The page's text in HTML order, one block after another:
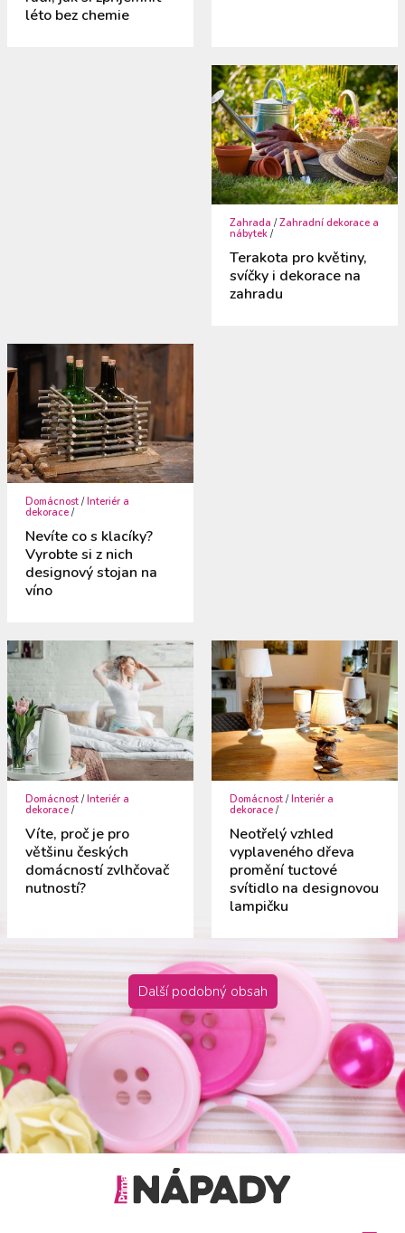
léto bez chemie
Zahrada /Zahradní dekorace a
nábytek /
Terakota pro květiny,
svíčky i dekorace na
zahradu
Domácnost /Interiér a
dekorace /
Nevíte co s klacíky?
Vyrobte si z nich
designový stojan na
víno
Domácnost /Interiér a
dekorace /
Víte, proč je pro
většinu českých
domácností zvlhčovač
nutností?
Domácnost /Interiér a
dekorace /
Neotřelý vzhled
vyplaveného dřeva
promění tuctové
svítidlo na designovou
lampičku
Další podobný obsah